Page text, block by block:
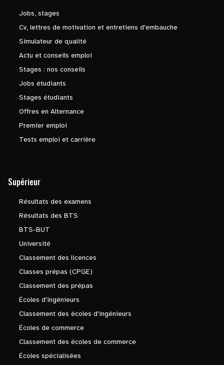
Jobs, stages
Cv, lettres de motivation et entretiens d'embauche
Simulateur de qualité
Actu et conseils emploi
Stages : nos conseils
Jobs étudiants
Stages étudiants
Offres en Alternance
Premier emploi
Tests emploi et carrière
Supérieur
Résultats des examens
Résultats des BTS
BTS-BUT
Université
Classement des licences
Classes prépas (CPGE)
Classement des prépas
Écoles d'ingénieurs
Classement des écoles d'ingénieurs
Écoles de commerce
Classement des écoles de commerce
Écoles spécialisées